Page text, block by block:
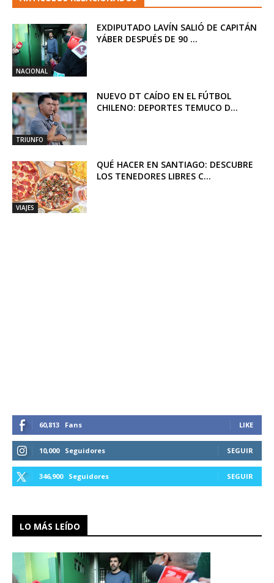
NACIONAL
EXDIPUTADO LAVÍN SALIÓ DE CAPITÁN
YÁBER DESPUÉS DE 90 ...
TRIUNFO
NUEVO DT CAÍDO EN EL FÚTBOL
CHILENO: DEPORTES TEMUCO D...
VIAJES
QUÉ HACER EN SANTIAGO: DESCUBRE
LOS TENEDORES LIBRES C...
60,813 Fans LIKE
10,000 Seguidores SEGUIR
346,900 Seguidores SEGUIR
LO MÁS LEÍDO